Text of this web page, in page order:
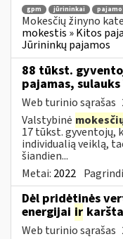
gpm jūrininkai
Mokesčių žinyno
mokestis » Kitos
Jūrininkų pajamos
88 tūkst.
pajamas,
Web turinio sąrašas
Valstybinė
17 tūkst. gyventojų,
individualią veiklą,
šiandien...
Metai: 2022
Dėl pridėtinės
energijai ir
Web turinio sąrašas